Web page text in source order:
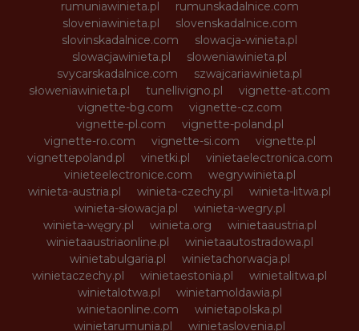
rumuniawinieta.pl
rumunskadalnice.com
sloveniawinieta.pl
slovenskadalnice.com
slovinskadalnice.com
slowacja-winieta.pl
slowacjawinieta.pl
sloweniawinieta.pl
svycarskadalnice.com
szwajcariawinieta.pl
słoweniawinieta.pl
tunellivigno.pl
vignette-at.com
vignette-bg.com
vignette-cz.com
vignette-pl.com
vignette-poland.pl
vignette-ro.com
vignette-si.com
vignette.pl
vignettepoland.pl
vinetki.pl
vinietaelectronica.com
vinieteelectronice.com
wegrywinieta.pl
winieta-austria.pl
winieta-czechy.pl
winieta-litwa.pl
winieta-słowacja.pl
winieta-wegry.pl
winieta-węgry.pl
winieta.org
winietaaustria.pl
winietaaustriaonline.pl
winietaautostradowa.pl
winietabulgaria.pl
winietachorwacja.pl
winietaczechy.pl
winietaestonia.pl
winietalitwa.pl
winietalotwa.pl
winietamoldawia.pl
winietaonline.com
winietapolska.pl
winietarumunia.pl
winietaslovenia.pl